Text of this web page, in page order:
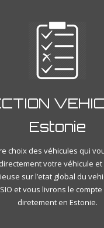
Estonie
choix des véhicules qui
votre véhicule
sur l’etat global du
et vous livrons le
diretement en Estonie.